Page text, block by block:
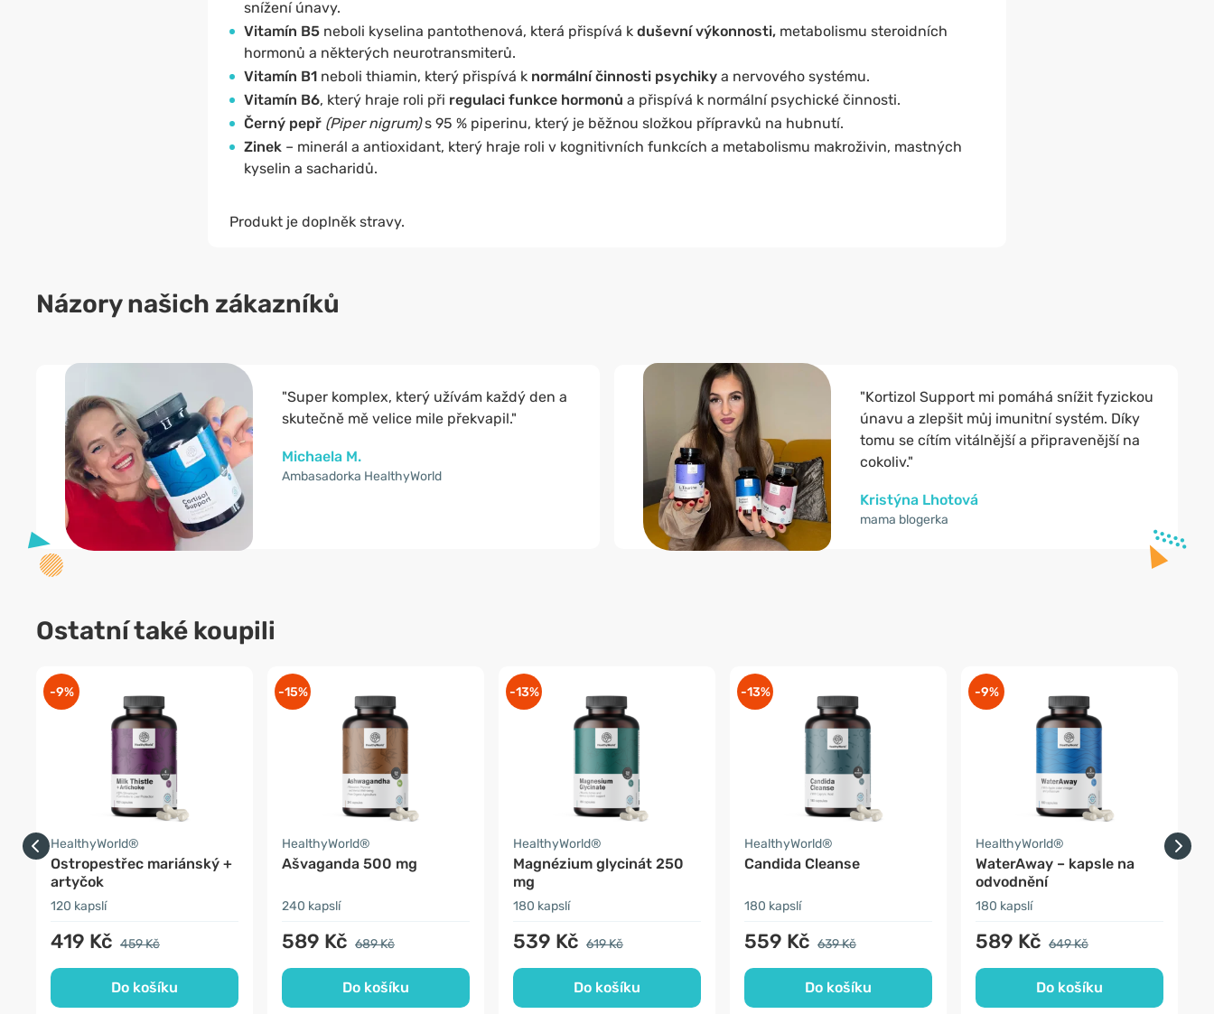
snížení únavy.
Vitamín B5neboli kyselina pantothenová, která přispívá k duševní výkonnosti,metabolismu steroidních
hormonů a některých neurotransmiterů.
Vitamín B1neboli thiamin, který přispívá k normální činnosti psychiky a nervového systému.
Vitamín B6, který hraje roli při regulaci funkce hormonů a přispívá k normální psychické činnosti.
Černý pepř (Piper nigrum)s 95 % piperinu, který je běžnou složkou přípravků na hubnutí.
Zinek – minerál a antioxidant, který hraje roli v kognitivních funkcích a metabolismu makroživin, mastných
kyselin a sacharidů.
Produkt je doplněk stravy.
Názory našich zákazníků
"Super komplex, který užívám každý den a
skutečně mě velice mile překvapil."
Michaela M.
Ambasadorka HealthyWorld
"Kortizol Support mi pomáhá snížit fyzickou
únavu a zlepšit můj imunitní systém. Díky
tomu se cítím vitálnější a připravenější na
cokoliv."
Kristýna Lhotová
mama blogerka
Ostatní také koupili
-9%
HealthyWorld®
Ostropestřec mariánský +
artyčok
120 kapslí
419 Kč 459 Kč
Do košíku
-15%
HealthyWorld®
Ašvaganda 500 mg
240 kapslí
589 Kč 689 Kč
Do košíku
-13%
HealthyWorld®
Magnézium glycinát 250
mg
180 kapslí
539 Kč 619 Kč
Do košíku
-13%
HealthyWorld®
Candida Cleanse
180 kapslí
559 Kč 639 Kč
Do košíku
-9%
HealthyWorld®
WaterAway – kapsle na
odvodnění
180 kapslí
589 Kč 649 Kč
Do košíku